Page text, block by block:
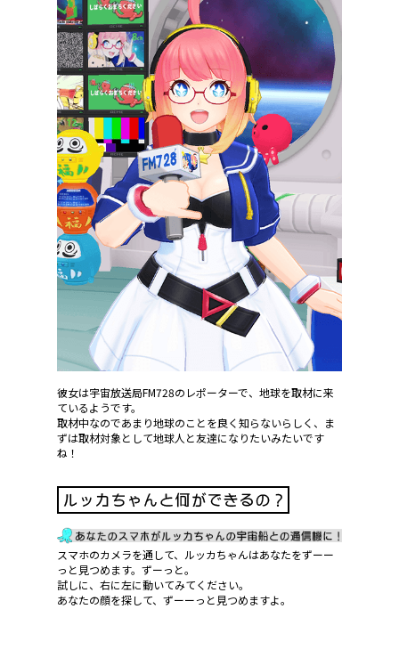
彼女は宇宙放送局FM728のレポーターで、地球を取材に来
ているようです。
取材中なのであまり地球のことを良く知らないらしく、ま
ずは取材対象として地球人と友達になりたいみたいです
ね！
スマホのカメラを通して、ルッカちゃんはあなたをずーー
っと見つめます。ずーっと。
試しに、右に左に動いてみてください。
あなたの顔を探して、ずーーっと見つめますよ。